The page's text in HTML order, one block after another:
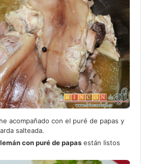
acompañado con el puré de papas y
salteada.
con puré de papas están listos